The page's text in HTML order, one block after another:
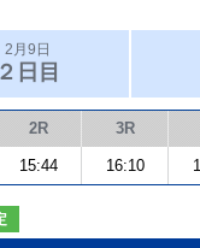
2月9日
２日目
2R 3R
15:44 16:10